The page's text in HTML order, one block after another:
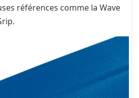
références comme la Wave